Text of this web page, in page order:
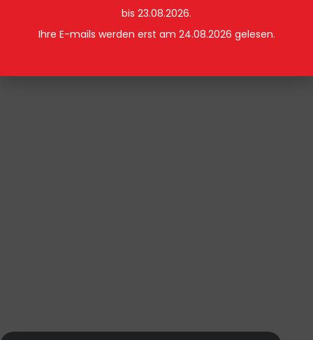
bis 23.08.2026.
Ihre E-mails werden erst am 24.08.2026 gelesen.